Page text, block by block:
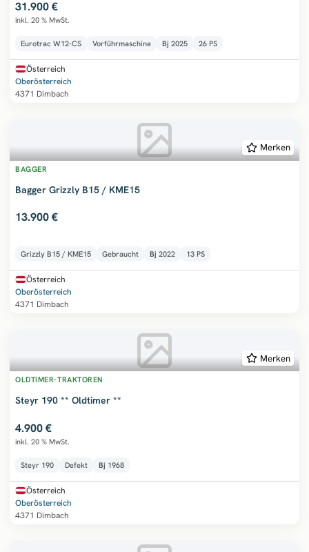
31.900 €
inkl. 20 % MwSt.
Eurotrac W12-CS Vorführmaschine Bj 2025 26 PS
Österreich
Oberösterreich
4371 Dimbach
Merken
BAGGER
Bagger Grizzly B15 / KME15
13.900 €
Grizzly B15 / KME15 Gebraucht Bj 2022 13 PS
Österreich
Oberösterreich
4371 Dimbach
Merken
OLDTIMER-TRAKTOREN
Steyr 190 ** Oldtimer **
4.900 €
inkl. 20 % MwSt.
Steyr 190 Defekt Bj 1968
Österreich
Oberösterreich
4371 Dimbach